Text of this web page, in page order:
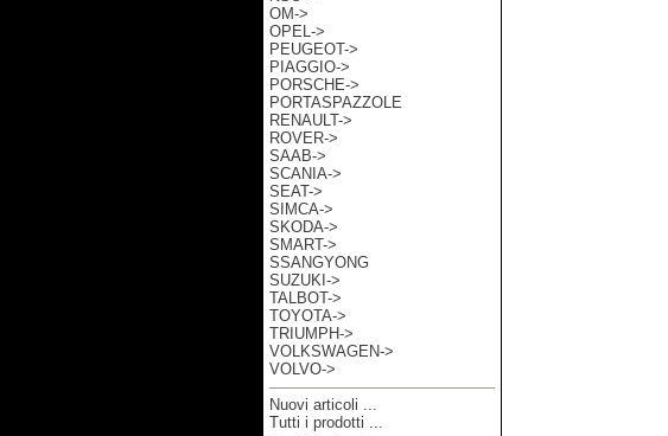
OM->
OPEL->
PEUGEOT->
PIAGGIO->
PORSCHE->
PORTASPAZZOLE
RENAULT->
ROVER->
SAAB->
SCANIA->
SEAT->
SIMCA->
SKODA->
SMART->
SSANGYONG
SUZUKI->
TALBOT->
TOYOTA->
TRIUMPH->
VOLKSWAGEN->
VOLVO->
Nuovi articoli ...
Tutti i prodotti ...